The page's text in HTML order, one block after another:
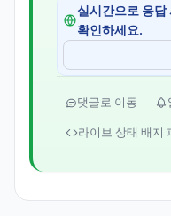
실시간으로 응답
확인하세요.
댓글로 이동
라이브 상태 배지